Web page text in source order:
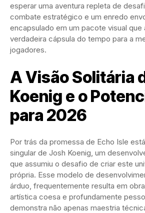
esperar uma aventura repleta de
combate estratégico e um enredo
encapsulado em um pacote visual que
verdadeira cápsula do tempo para a
jogadores.
A Visão Solitária
Koenig e o
para 2026
Por trás da promessa de Echo Isle
singular de Josh Koenig, um
que assumiu o desafio de criar este
própria. Esse modelo de
árduo, frequentemente resulta em
artística coesa e profundamente
demonstra não apenas maestria